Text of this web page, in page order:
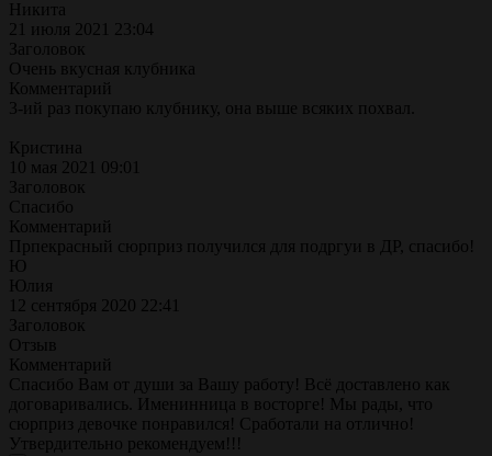
Никита
21 июля 2021 23:04
Заголовок
Очень вкусная клубника
Комментарий
3-ий раз покупаю клубнику, она выше всяких похвал.
Кристина
10 мая 2021 09:01
Заголовок
Спасибо
Комментарий
Прпекрасный сюрприз получился для подргуи в ДР, спасибо!
Ю
Юлия
12 сентября 2020 22:41
Заголовок
Отзыв
Комментарий
Спасибо Вам от души за Вашу работу! Всё доставлено как
договаривались. Именинница в восторге! Мы рады, что
сюрприз девочке понравился! Сработали на отлично!
Утвердительно рекомендуем!!!